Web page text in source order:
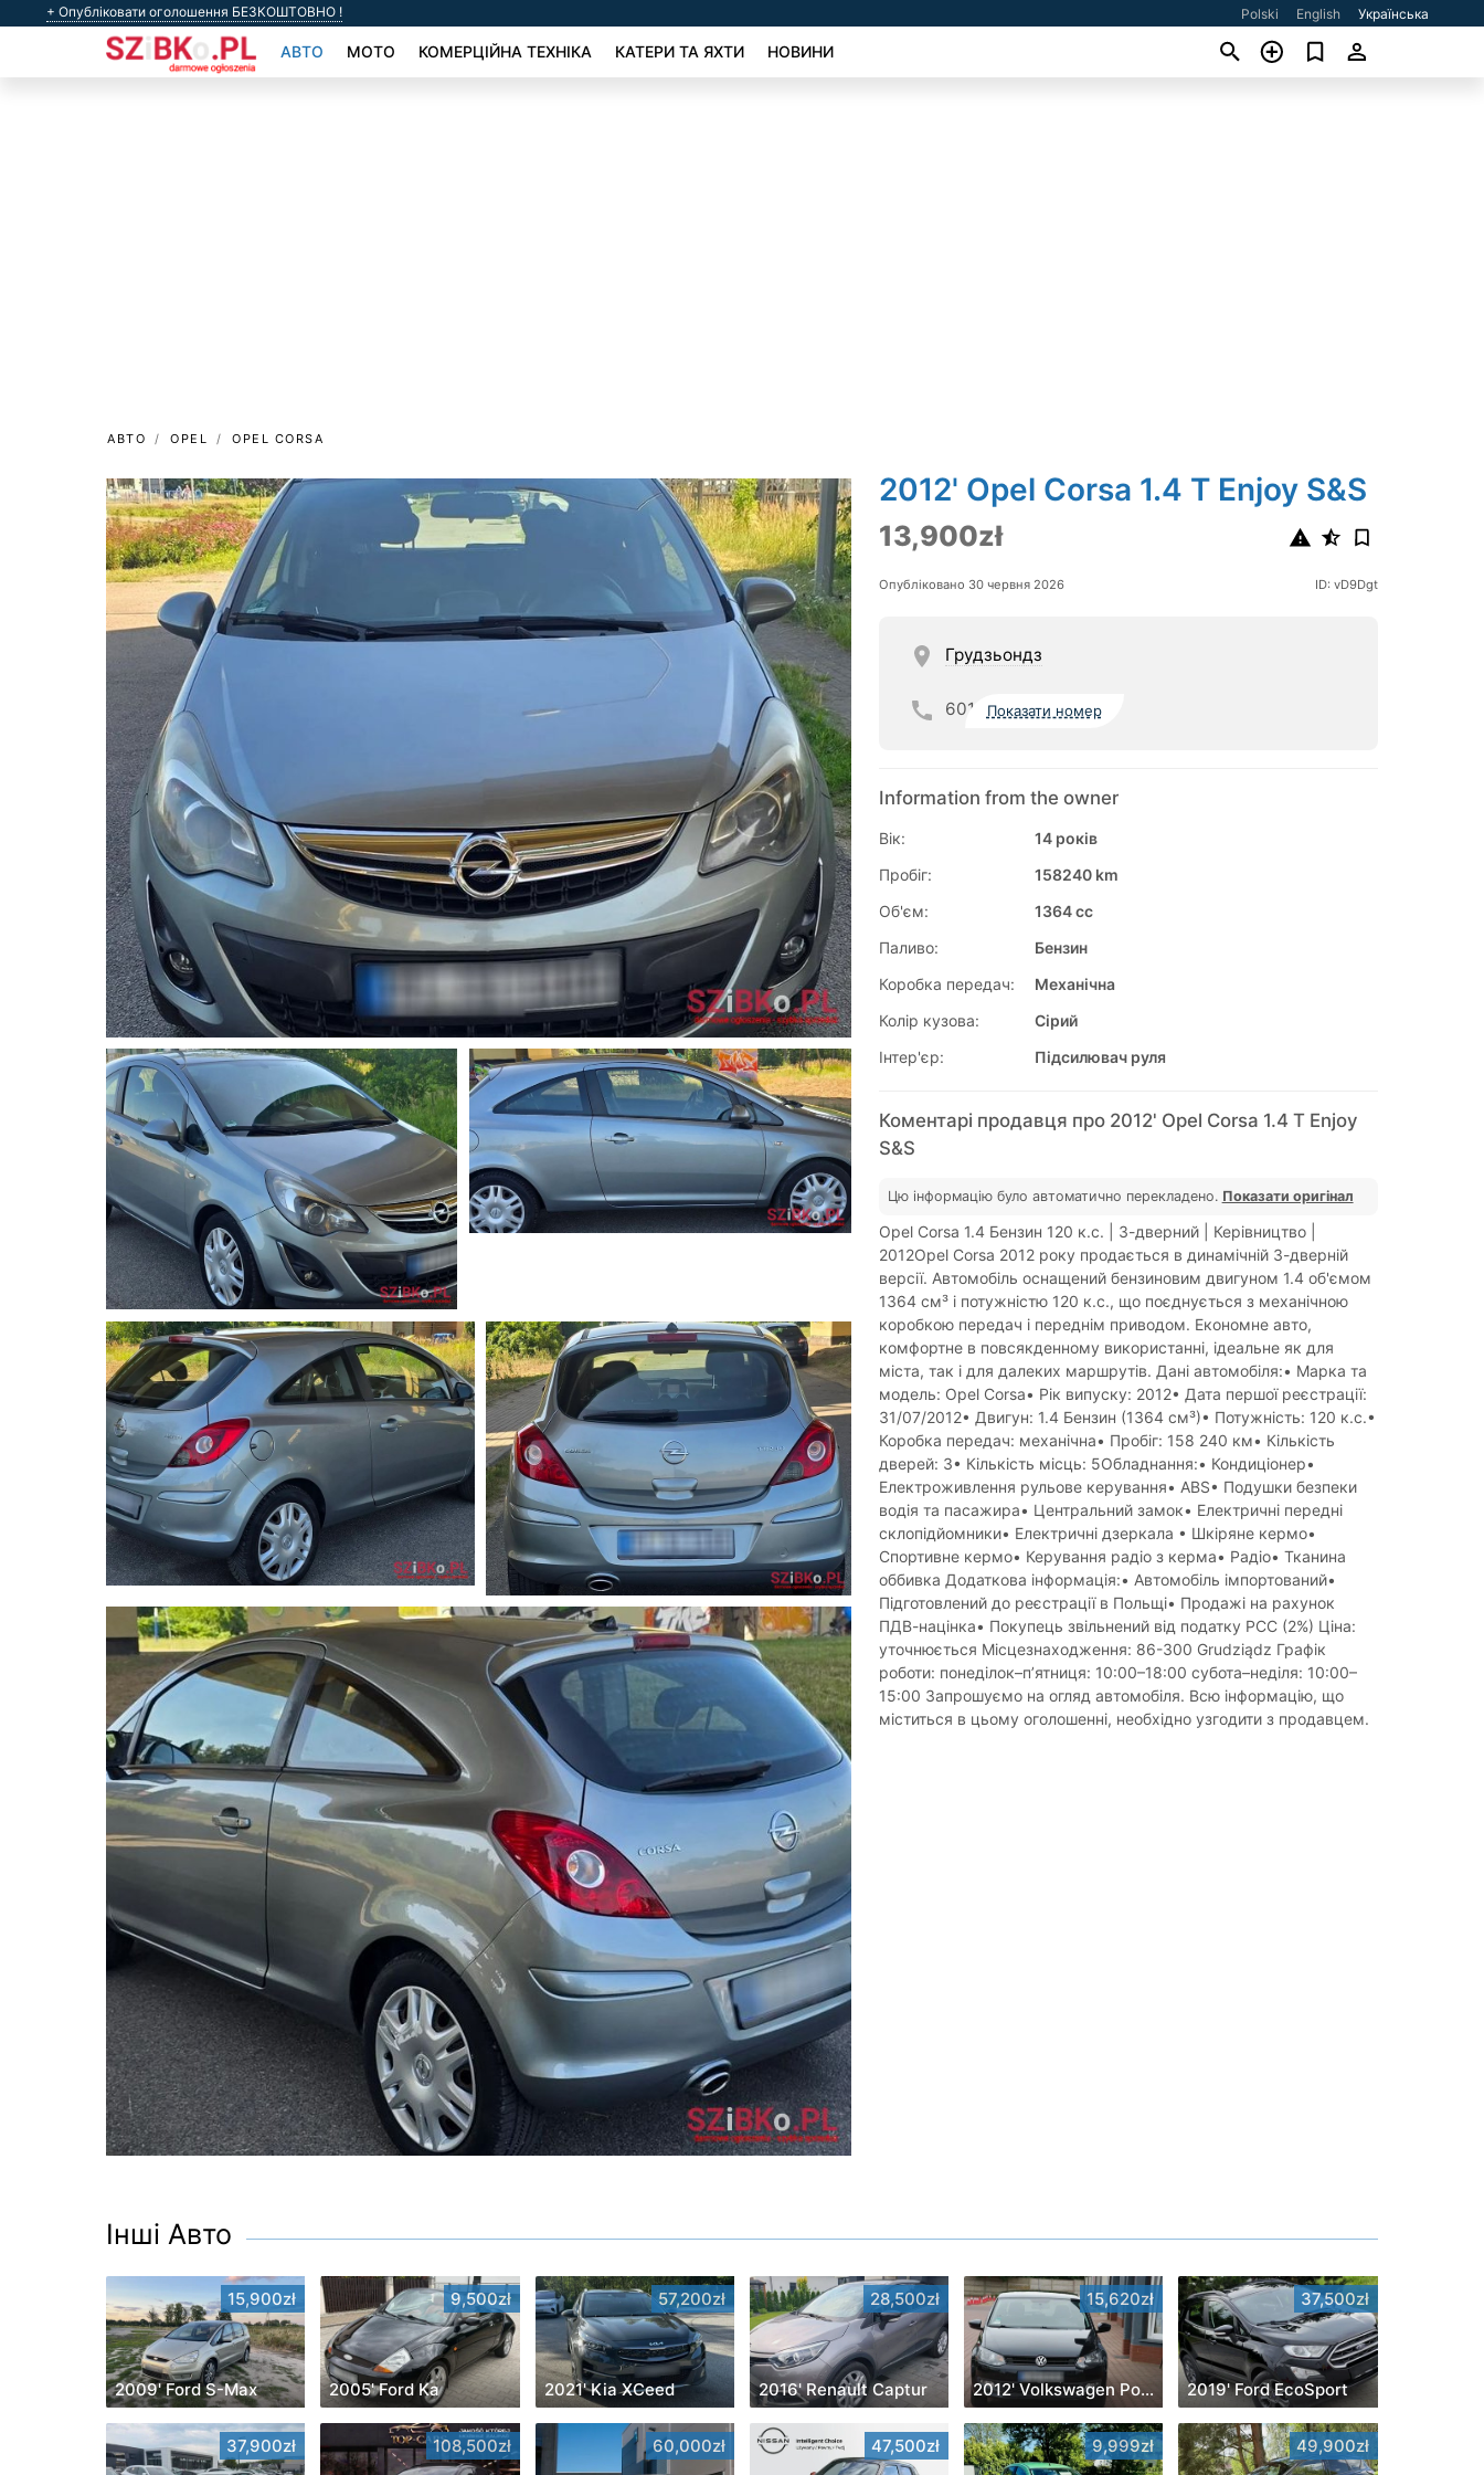
+ Опубліковати оголошення БЕЗКОШТОВНО ! Polski English Українська
АВТО МОТО КОМЕРЦІЙНА ТЕХНІКА КАТЕРИ ТА ЯХТИ НОВИНИ
АВТО OPEL OPEL CORSA
2012' Opel Corsa 1.4 T Enjoy S&S
13,900zł
Опубліковано 30 червня 2026 ID: vD9Dgt
Грудзьондз
601 Показати номер
Information from the owner
Вік:
14 років
Пробіг:
158240 km
Об'єм:
1364 cc
Паливо:
Бензин
Коробка передач:
Механічна
Колір кузова:
Сірий
Інтер'єр:
Підсилювач руля
Коментарі продавця про 2012' Opel Corsa 1.4 T Enjoy
S&S
Цю інформацію було автоматично перекладено. Показати оригінал
Opel Corsa 1.4 Бензин 120 к.с. | 3-дверний | Керівництво |
2012Opel Corsa 2012 року продається в динамічній 3-дверній
версії. Автомобіль оснащений бензиновим двигуном 1.4 об'ємом
1364 см³ і потужністю 120 к.с., що поєднується з механічною
коробкою передач і переднім приводом. Економне авто,
комфортне в повсякденному використанні, ідеальне як для
міста, так і для далеких маршрутів. Дані автомобіля:• Марка та
модель: Opel Corsa• Рік випуску: 2012• Дата першої реєстрації:
31/07/2012• Двигун: 1.4 Бензин (1364 см³)• Потужність: 120 к.с.•
Коробка передач: механічна• Пробіг: 158 240 км• Кількість
дверей: 3• Кількість місць: 5Обладнання:• Кондиціонер•
Електроживлення рульове керування• ABS• Подушки безпеки
водія та пасажира• Центральний замок• Електричні передні
склопідйомники• Електричні дзеркала • Шкіряне кермо•
Спортивне кермо• Керування радіо з керма• Радіо• Тканина
оббивка Додаткова інформація:• Автомобіль імпортований•
Підготовлений до реєстрації в Польщі• Продажі на рахунок
ПДВ-націнка• Покупець звільнений від податку PCC (2%) Ціна:
уточнюється Місцезнаходження: 86-300 Grudziądz Графік
роботи: понеділок–п’ятниця: 10:00–18:00 субота–неділя: 10:00–
15:00 Запрошуємо на огляд автомобіля. Всю інформацію, що
міститься в цьому оголошенні, необхідно узгодити з продавцем.
Інші Авто
15,900zł
2009' Ford S-Max
9,500zł
2005' Ford Ka
57,200zł
2021' Kia XCeed
28,500zł
2016' Renault Captur
15,620zł
2012' Volkswagen Polo
37,500zł
2019' Ford EcoSport
37,900zł 108,500zł 60,000zł 47,500zł 9,999zł 49,900zł